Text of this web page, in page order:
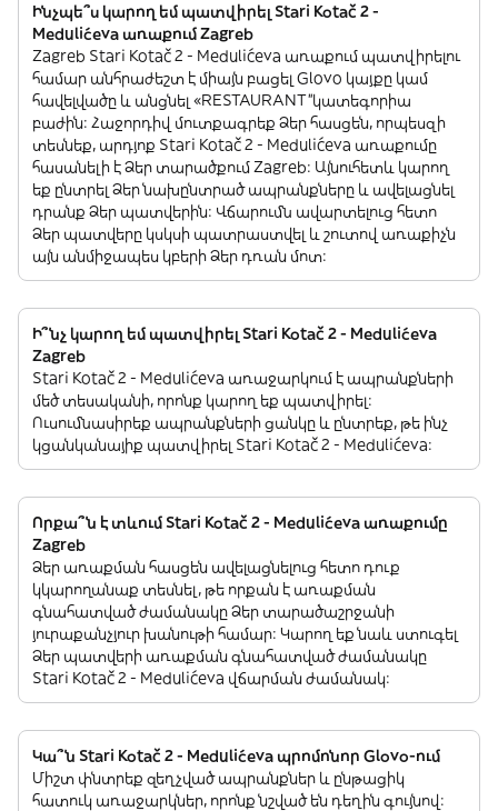
Ինչպե՞ս կարող եմ պատվիրել Stari Kotač 2 -
Medulićeva առաքում Zagreb
Zagreb Stari Kotač 2 - Medulićeva առաքում պատվիրելու
համար անհրաժեշտ է միայն բացել Glovo կայքը կամ
հավելվածը և անցնել «RESTAURANT”կատեգորիա
բաժին: Հաջորդիվ մուտքագրեք Ձեր հասցեն, որպեսզի
տեսնեք, արդյոք Stari Kotač 2 - Medulićeva առաքումը
հասանելի է Ձեր տարածքում Zagreb: Այնուհետև կարող
եք ընտրել Ձեր նախընտրած ապրանքները և ավելացնել
դրանք Ձեր պատվերին: Վճարումն ավարտելուց հետո
Ձեր պատվերը կսկսի պատրաստվել և շուտով առաքիչն
այն անմիջապես կբերի Ձեր դռան մոտ:
Ի՞նչ կարող եմ պատվիրել Stari Kotač 2 - Medulićeva
Zagreb
Stari Kotač 2 - Medulićeva առաջարկում է ապրանքների
մեծ տեսականի, որոնք կարող եք պատվիրել:
Ուսումնասիրեք ապրանքների ցանկը և ընտրեք, թե ինչ
կցանկանայիք պատվիրել Stari Kotač 2 - Medulićeva:
Որքա՞ն է տևում Stari Kotač 2 - Medulićeva առաքումը
Zagreb
Ձեր առաքման հասցեն ավելացնելուց հետո դուք
կկարողանաք տեսնել, թե որքան է առաքման
գնահատված ժամանակը Ձեր տարածաշրջանի
յուրաքանչյուր խանութի համար: Կարող եք նաև ստուգել
Ձեր պատվերի առաքման գնահատված ժամանակը
Stari Kotač 2 - Medulićeva վճարման ժամանակ:
Կա՞ն Stari Kotač 2 - Medulićeva պրոմոնոր Glovo-ում
Միշտ փնտրեք զեղչված ապրանքներ և ընթացիկ
հատուկ առաջարկներ, որոնք նշված են դեղին գույնով: